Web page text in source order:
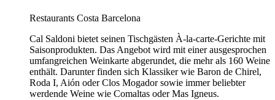
Restaurants Costa Barcelona
Cal Saldoni bietet seinen Tischgästen À-la-carte-Gerichte mit
Saisonprodukten. Das Angebot wird mit einer ausgesprochen
umfangreichen Weinkarte abgerundet, die mehr als 160 Weine
enthält. Darunter finden sich Klassiker wie Baron de Chirel,
Roda I, Aión oder Clos Mogador sowie immer beliebter
werdende Weine wie Comaltas oder Mas Igneus.